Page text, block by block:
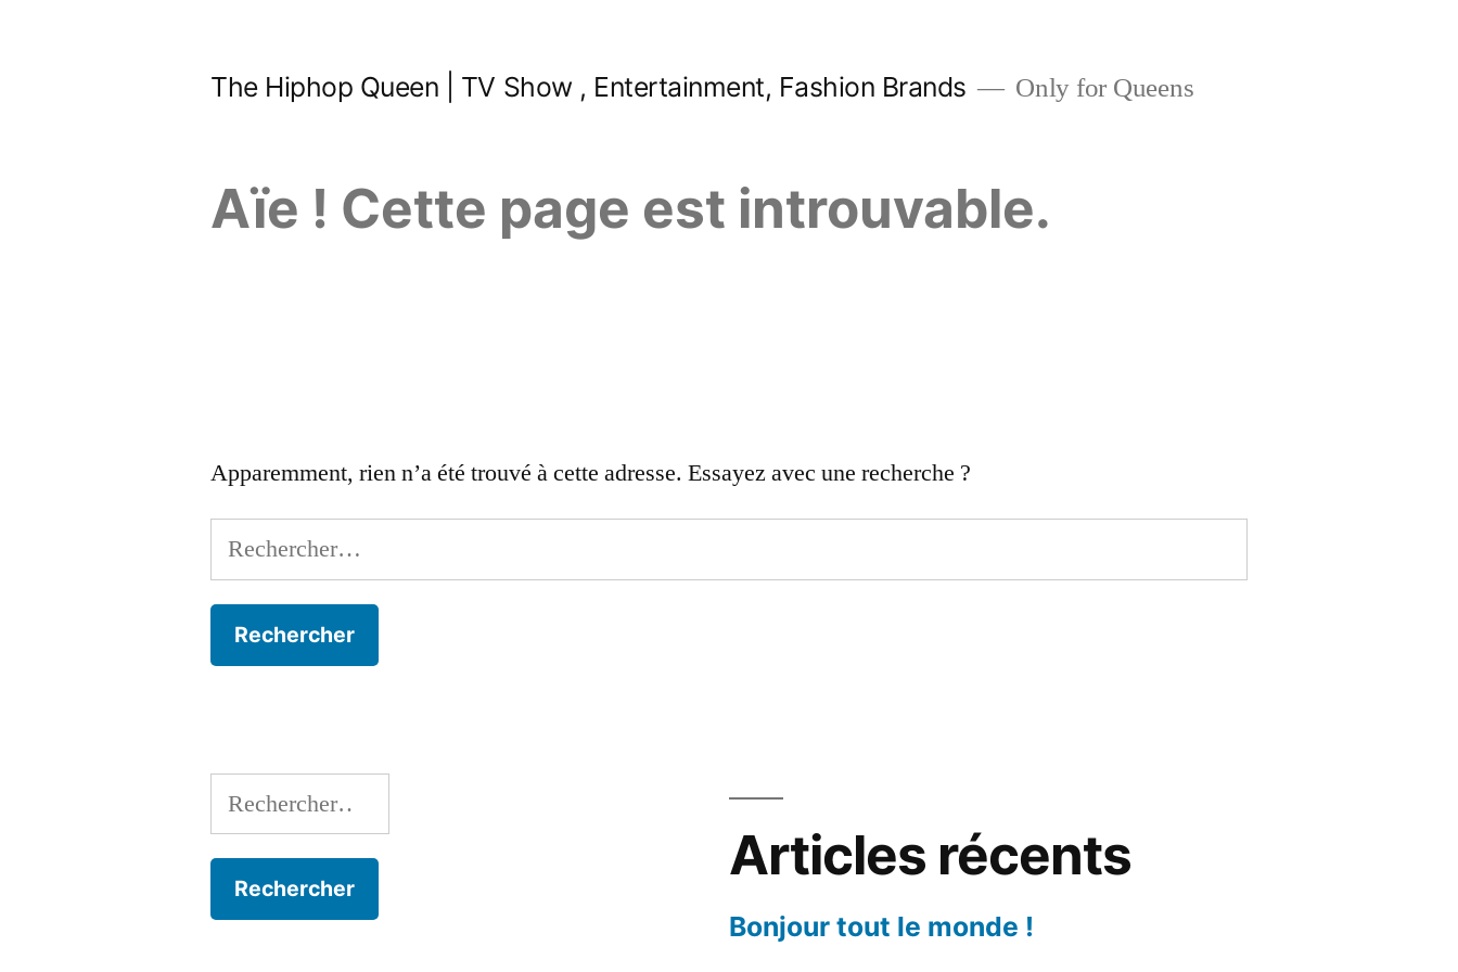
The Hiphop Queen | TV Show , Entertainment, Fashion Brands Only for Queens
Aïe ! Cette page est introuvable.
Apparemment, rien n’a été trouvé à cette adresse. Essayez avec une recherche ?
Rechercher :
Rechercher :
Articles récents
Bonjour tout le monde !